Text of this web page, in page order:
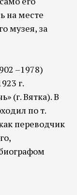
на месте
музея, за
–1978)
г.
(г. Вятка). В
по т.
переводчик